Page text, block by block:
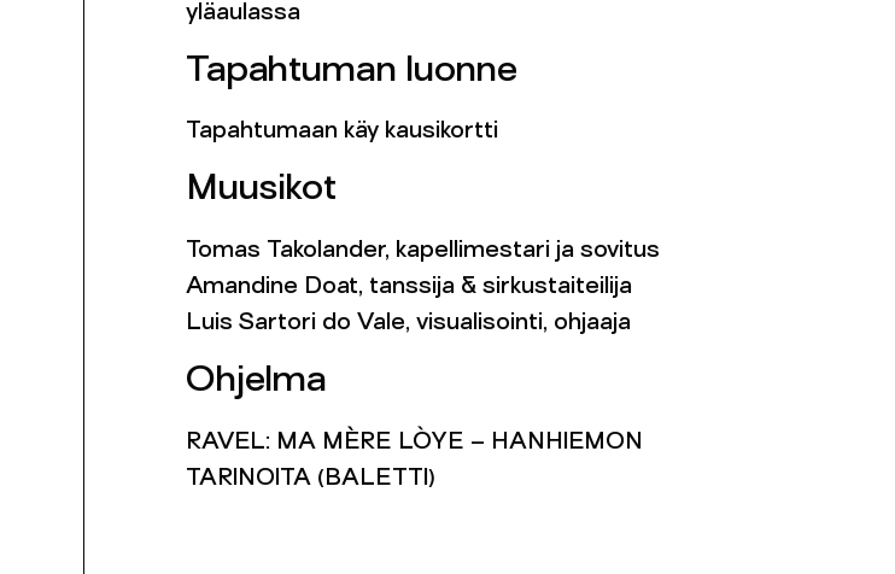
yläaulassa
Tapahtuman luonne
Tapahtumaan käy kausikortti
Muusikot
Tomas Takolander, kapellimestari ja sovitus
Amandine Doat, tanssija & sirkustaiteilija
Luis Sartori do Vale, visualisointi, ohjaaja
Ohjelma
RAVEL: MA MÈRE LÒYE – HANHIEMON
TARINOITA (BALETTI)